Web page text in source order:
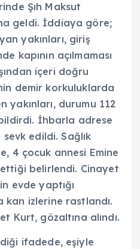
Şıh Maksut
geldi. İddiaya göre;
yakınları, giriş
kapının açılmaması
içeri doğru
demir korkuluklarda
yakınları, durumu 112
bildirdi. İhbarla adrese
edildi. Sağlık
4 çocuk annesi Emine
belirlendi. Cinayet
evde yaptığı
kan izlerine rastlandı.
Kurt, gözaltına alındı.
ifadede, eşiyle